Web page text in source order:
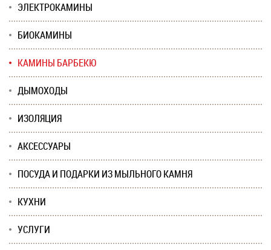
ЭЛЕКТРОКАМИНЫ
БИОКАМИНЫ
КАМИНЫ БАРБЕКЮ
ДЫМОХОДЫ
ИЗОЛЯЦИЯ
АКСЕССУАРЫ
ПОСУДА И ПОДАРКИ ИЗ МЫЛЬНОГО КАМНЯ
КУХНИ
УСЛУГИ